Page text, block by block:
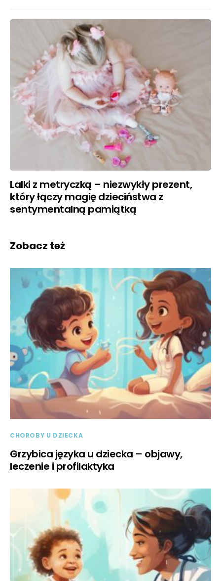
Lalki z metryczką – niezwykły prezent,
który łączy magię dzieciństwa z
sentymentalną pamiątką
Zobacz też
CHOROBY U DZIECKA
Grzybica języka u dziecka – objawy,
leczenie i profilaktyka